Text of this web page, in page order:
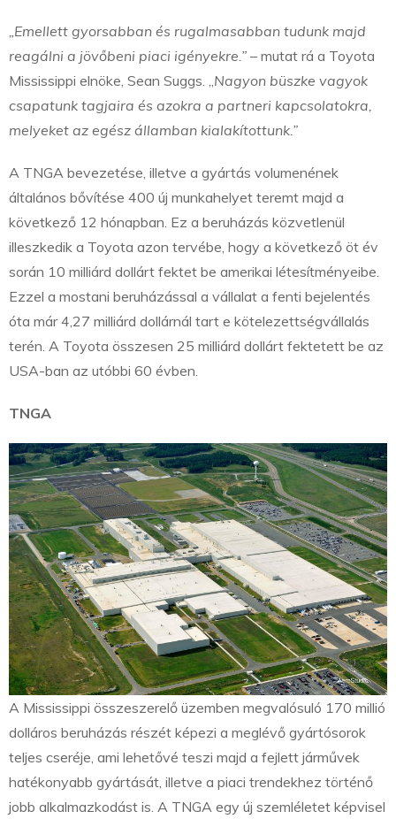
„Emellett gyorsabban és rugalmasabban tudunk majd
reagálni a jövőbeni piaci igényekre.” – mutat rá a Toyota
Mississippi elnöke, Sean Suggs. „Nagyon büszke vagyok
csapatunk tagjaira és azokra a partneri kapcsolatokra,
melyeket az egész államban kialakítottunk.”
A TNGA bevezetése, illetve a gyártás volumenének
általános bővítése 400 új munkahelyet teremt majd a
következő 12 hónapban. Ez a beruházás közvetlenül
illeszkedik a Toyota azon tervébe, hogy a következő öt év
során 10 milliárd dollárt fektet be amerikai létesítményeibe.
Ezzel a mostani beruházással a vállalat a fenti bejelentés
óta már 4,27 milliárd dollárnál tart e kötelezettségvállalás
terén. A Toyota összesen 25 milliárd dollárt fektetett be az
USA-ban az utóbbi 60 évben.
TNGA
A Mississippi összeszerelő üzemben megvalósuló 170 millió
dolláros beruházás részét képezi a meglévő gyártósorok
teljes cseréje, ami lehetővé teszi majd a fejlett járművek
hatékonyabb gyártását, illetve a piaci trendekhez történő
jobb alkalmazkodást is. A TNGA egy új szemléletet képvisel